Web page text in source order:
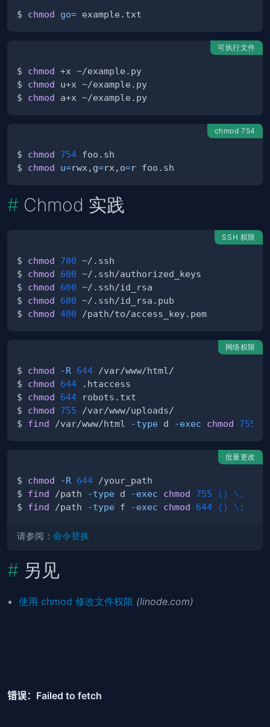
$ chmod go=
可执行文件
$ chmod
$ chmod
$ chmod
chmod 754
$ chmod 754
$ chmod u=rwx,g=rx,o=
Chmod 实践
SSH 权限
$ chmod 700
$ chmod 600
$ chmod 600
$ chmod 600
$ chmod 400
网络权限
$ chmod -R 644
$ chmod 644
$ chmod 644
$ chmod 755
$ find /var/www/html -type d -exec chmod 755
批量更改
$ chmod -R 644
$ find /path -type d -exec chmod 755 {} \ ;
$ find /path -type f -exec chmod 644 {} \ ;
请参阅： 命令替换
另见
使用 chmod 修改文件权限 (linode.com)